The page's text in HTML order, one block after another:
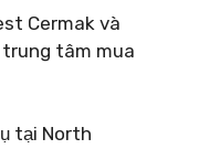
Cermak và
tâm mua
tại North